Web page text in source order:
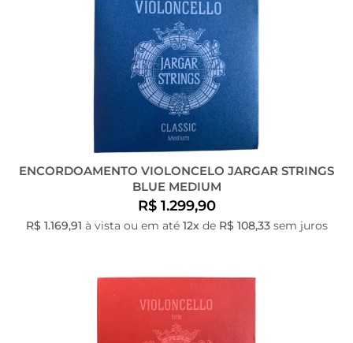
ENCORDOAMENTO VIOLONCELO JARGAR STRINGS
BLUE MEDIUM
R$ 1.299,90
R$ 1.169,91 à vista ou em até 12xde R$ 108,33sem juros